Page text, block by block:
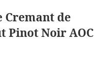
de
Pinot Noir AOC